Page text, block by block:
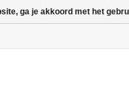
ga je akkoord met het